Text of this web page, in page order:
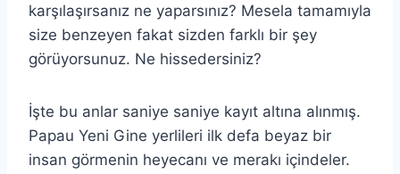
karşılaşırsanız ne yaparsınız? Mesela tamamıyla
size benzeyen fakat sizden farklı bir şey
görüyorsunuz. Ne hissedersiniz?
İşte bu anlar saniye saniye kayıt altına alınmış.
Papau Yeni Gine yerlileri ilk defa beyaz bir
insan görmenin heyecanı ve merakı içindeler.